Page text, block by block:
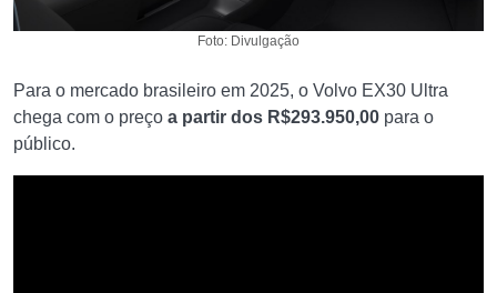
Foto: Divulgação
Para o mercado brasileiro em 2025, o Volvo EX30 Ultra
chega com o preço a partir dos R$293.950,00 para o
público.